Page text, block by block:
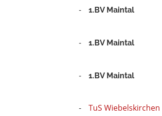
1.BV Maintal
1.BV Maintal
1.BV Maintal
TuS Wiebelskirchen